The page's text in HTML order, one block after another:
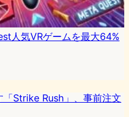
人気VRゲームを最大64%
Strike Rush」、事前注文